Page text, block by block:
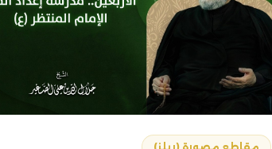
مقاطع مصورة (ريلز)